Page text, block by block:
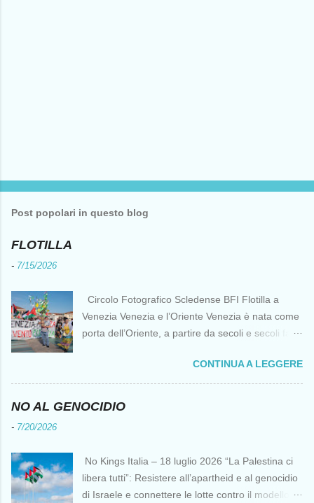
Post popolari in questo blog
FLOTILLA
- 7/15/2026
Circolo Fotografico Scledense BFI Flotilla a
Venezia Venezia e l’Oriente Venezia è nata come
porta dell’Oriente, a partire da secoli e secoli fa ai
di cantierizzazione veneziane divennero preziose
per tutti i crociati diretti a Gerusalemme. Proprio
le crociate fornirono ai veneziani l’occasione per
del Duecento. Dal XIII al XV secolo Venezia
continuò ad avere un ruolo fondamentale nei
CONTINUA A LEGGERE
NO AL GENOCIDIO
- 7/20/2026
No Kings Italia – 18 luglio 2026 “La Palestina ci
libera tutti”: Resistere all’apartheid e al genocidio
di Israele e connettere le lotte contro il modello